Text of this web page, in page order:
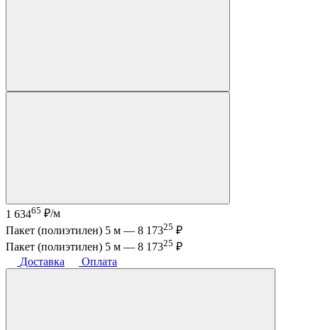
1 63465 ₽/м
Пакет (полиэтилен) 5 м — 8 17325 ₽
Пакет (полиэтилен) 5 м — 8 17325 ₽
Доставка
Оплата